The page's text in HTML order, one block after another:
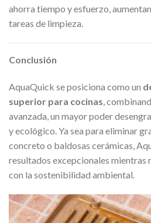
ahorra tiempo y esfuerzo,
tareas de limpieza.
Conclusión
AquaQuick se posiciona como un
superior para cocinas,
avanzada, un mayor poder
y ecológico. Ya sea para eliminar
concreto o baldosas cerámicas,
resultados excepcionales mientras
con la sostenibilidad ambiental.